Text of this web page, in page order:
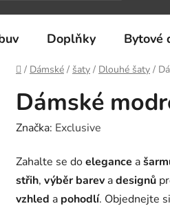
Doplňky Bytové
Domů
/ Dámské / šaty / Dlouhé šaty /
Dámské
Značka: Exclusive
Zahalte se doelegance a
střih, výběr barev adesignů
vzhled a pohodlí. Objednejte